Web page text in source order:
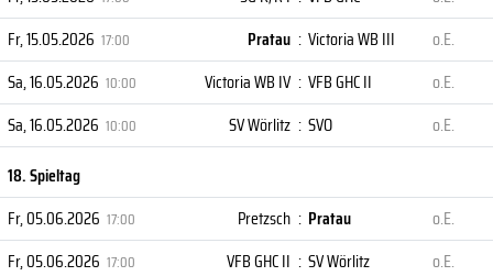
Fr, 15.05.2026 17:00 Pratau : Victoria WB III
o.E.
Sa, 16.05.2026 10:00 Victoria WB IV : VFB GHC II
o.E.
Sa, 16.05.2026 10:00 SV Wörlitz : SVO
o.E.
18. Spieltag
Fr, 05.06.2026 17:00 Pretzsch : Pratau
o.E.
Fr, 05.06.2026 17:00 VFB GHC II : SV Wörlitz
o.E.